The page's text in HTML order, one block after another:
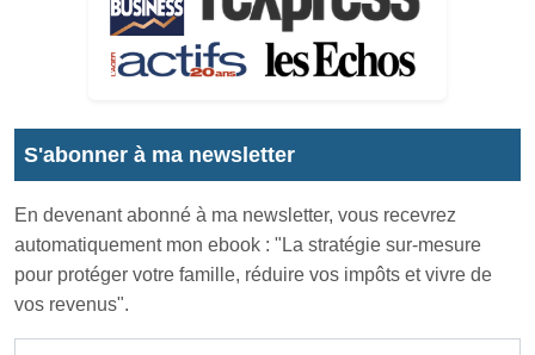
S'abonner à ma newsletter
En devenant abonné à ma newsletter, vous recevrez
automatiquement mon ebook : "La stratégie sur-mesure
pour protéger votre famille, réduire vos impôts et vivre de
vos revenus".